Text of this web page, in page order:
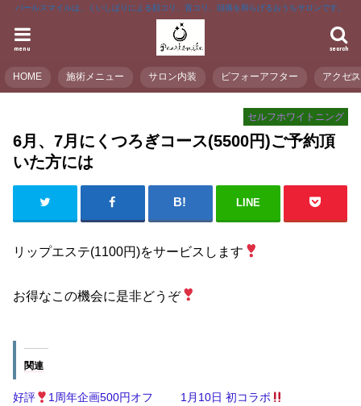
パールスマイルは、くいしばりによる顔コリ、首コリ、頭痛を和らげるおうちサロンです。
search
menu
HOME 施術メニュー サロン内装 ビフォーアフター アクセス
セルフホワイトニング
6月、7月にくつろぎコース(5500円)ご予約頂
いた方には
LINE
リップエステ(1100円)をサービスします
お得なこの機会に是非どうぞ
関連
好評
1周年企画500円オフ
1月10日 初コラボ